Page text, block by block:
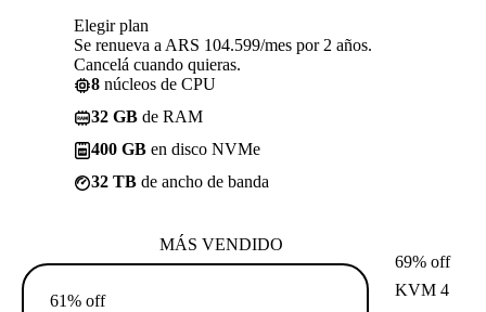
Elegir plan
Se renueva a ARS 104.599/mes por 2 años.
Cancelá cuando quieras.
8 núcleos de CPU
32 GB de RAM
400 GB en disco NVMe
32 TB de ancho de banda
MÁS VENDIDO
61% off
69% off
KVM 4